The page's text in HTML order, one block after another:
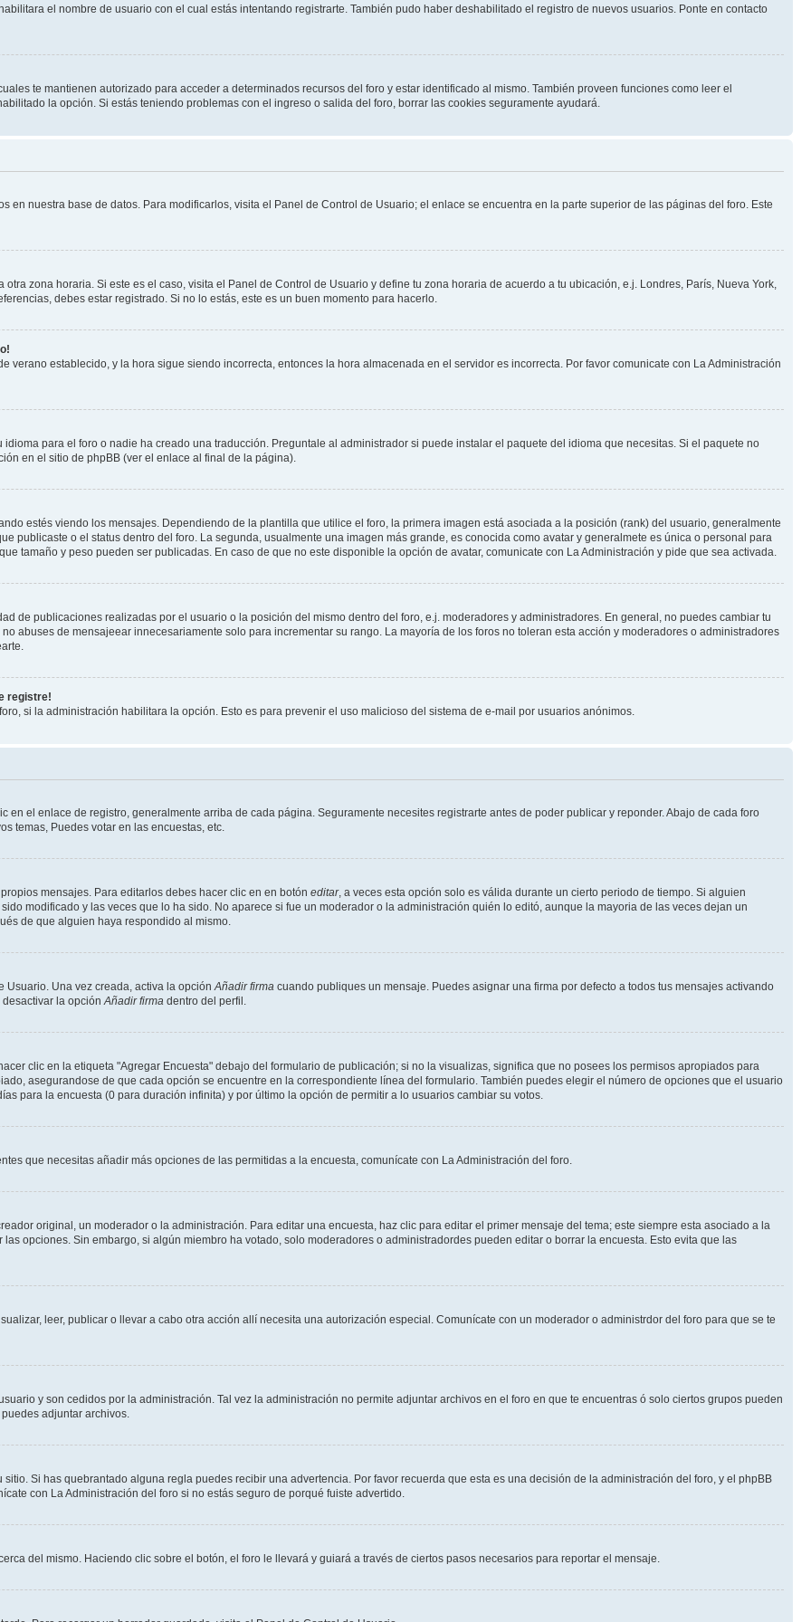
el nombre de usuario con el cual estás intentando registrarte. También pudo haber deshabilitado el registro de nuevos usuarios. Ponte en contacto
te mantienen autorizado para acceder a determinados recursos del foro y estar identificado al mismo. También proveen funciones como leer el
la opción. Si estás teniendo problemas con el ingreso o salida del foro, borrar las cookies seguramente ayudará.
en nuestra base de datos. Para modificarlos, visita el Panel de Control de Usuario; el enlace se encuentra en la parte superior de las páginas del foro. Este
zona horaria. Si este es el caso, visita el Panel de Control de Usuario y define tu zona horaria de acuerdo a tu ubicación, e.j. Londres, París, Nueva York,
debes estar registrado. Si no lo estás, este es un buen momento para hacerlo.
verano establecido, y la hora sigue siendo incorrecta, entonces la hora almacenada en el servidor es incorrecta. Por favor comunicate con La Administración
para el foro o nadie ha creado una traducción. Preguntale al administrador si puede instalar el paquete del idioma que necesitas. Si el paquete no
en el sitio de phpBB (ver el enlace al final de la página).
estés viendo los mensajes. Dependiendo de la plantilla que utilice el foro, la primera imagen está asociada a la posición (rank) del usuario, generalmente
publicaste o el status dentro del foro. La segunda, usualmente una imagen más grande, es conocida como avatar y generalmete es única o personal para
tamaño y peso pueden ser publicadas. En caso de que no este disponible la opción de avatar, comunicate con La Administración y pide que sea activada.
de publicaciones realizadas por el usuario o la posición del mismo dentro del foro, e.j. moderadores y administradores. En general, no puedes cambiar tu
abuses de mensajeear innecesariamente solo para incrementar su rango. La mayoría de los foros no toleran esta acción y moderadores o administradores
registre!
si la administración habilitara la opción. Esto es para prevenir el uso malicioso del sistema de e-mail por usuarios anónimos.
el enlace de registro, generalmente arriba de cada página. Seguramente necesites registrarte antes de poder publicar y reponder. Abajo de cada foro
temas, Puedes votar en las encuestas, etc.
mensajes. Para editarlos debes hacer clic en en botón editar, a veces esta opción solo es válida durante un cierto periodo de tiempo. Si alguien
modificado y las veces que lo ha sido. No aparece si fue un moderador o la administración quién lo editó, aunque la mayoria de las veces dejan un
de que alguien haya respondido al mismo.
Usuario. Una vez creada, activa la opciónAñadir firma cuando publiques un mensaje. Puedes asignar una firma por defecto a todos tus mensajes activando
desactivar la opciónAñadir firma dentro del perfil.
clic en la etiqueta "Agregar Encuesta" debajo del formulario de publicación; si no la visualizas, significa que no posees los permisos apropiados para
asegurandose de que cada opción se encuentre en la correspondiente línea del formulario. También puedes elegir el número de opciones que el usuario
para la encuesta (0 para duración infinita) y por último la opción de permitir a lo usuarios cambiar su votos.
que necesitas añadir más opciones de las permitidas a la encuesta, comunícate con La Administración del foro.
original, un moderador o la administración. Para editar una encuesta, haz clic para editar el primer mensaje del tema; este siempre esta asociado a la
opciones. Sin embargo, si algún miembro ha votado, solo moderadores o administradordes pueden editar o borrar la encuesta. Esto evita que las
leer, publicar o llevar a cabo otra acción allí necesita una autorización especial. Comunícate con un moderador o administrdor del foro para que se te
y son cedidos por la administración. Tal vez la administración no permite adjuntar archivos en el foro en que te encuentras ó solo ciertos grupos pueden
adjuntar archivos.
Si has quebrantado alguna regla puedes recibir una advertencia. Por favor recuerda que esta es una decisión de la administración del foro, y el phpBB
con La Administración del foro si no estás seguro de porqué fuiste advertido.
del mismo. Haciendo clic sobre el botón, el foro le llevará y guiará a través de ciertos pasos necesarios para reportar el mensaje.